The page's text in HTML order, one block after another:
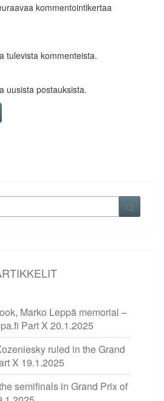
kommentointikertaa
tulevista kommenteista.
uusista postauksista.
Marko Leppä memorial –
Part X 20.1.2025
ruled in the Grand
X 19.1.2025
semifinals in Grand Prix of